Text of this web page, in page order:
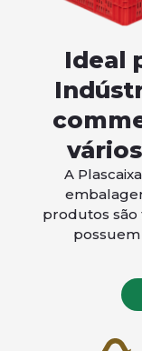
Ideal
A
produtos